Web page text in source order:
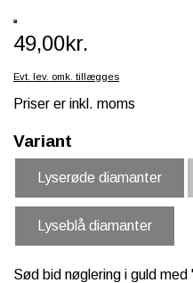
49,00kr.
Evt. lev. omk. tillægges
Priser er inkl. moms
Variant
Lyserøde diamanter
Lyseblå diamanter
Sød bid nøglering i guld